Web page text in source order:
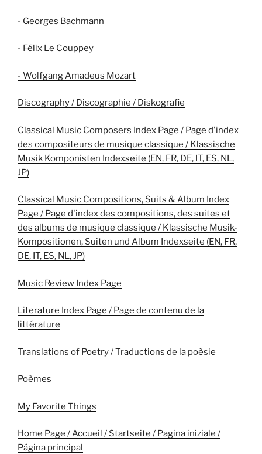
- Georges Bachmann
- Félix Le Couppey
- Wolfgang Amadeus Mozart
Discography / Discographie / Diskografie
Classical Music Composers Index Page / Page d'index
des compositeurs de musique classique / Klassische
Musik Komponisten Indexseite (EN, FR, DE, IT, ES, NL,
JP)
Classical Music Compositions, Suits & Album Index
Page / Page d'index des compositions, des suites et
des albums de musique classique / Klassische Musik-
Kompositionen, Suiten und Album Indexseite (EN, FR,
DE, IT, ES, NL, JP)
Music Review Index Page
Literature Index Page / Page de contenu de la
littérature
Translations of Poetry / Traductions de la poèsie
Poèmes
My Favorite Things
Home Page / Accueil / Startseite / Pagina iniziale /
Página principal